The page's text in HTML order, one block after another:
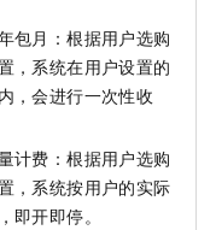
包月：根据用户选购
，系统在用户设置的
，会进行一次性收
计费：根据用户选购
，系统按用户的实际
即开即停。